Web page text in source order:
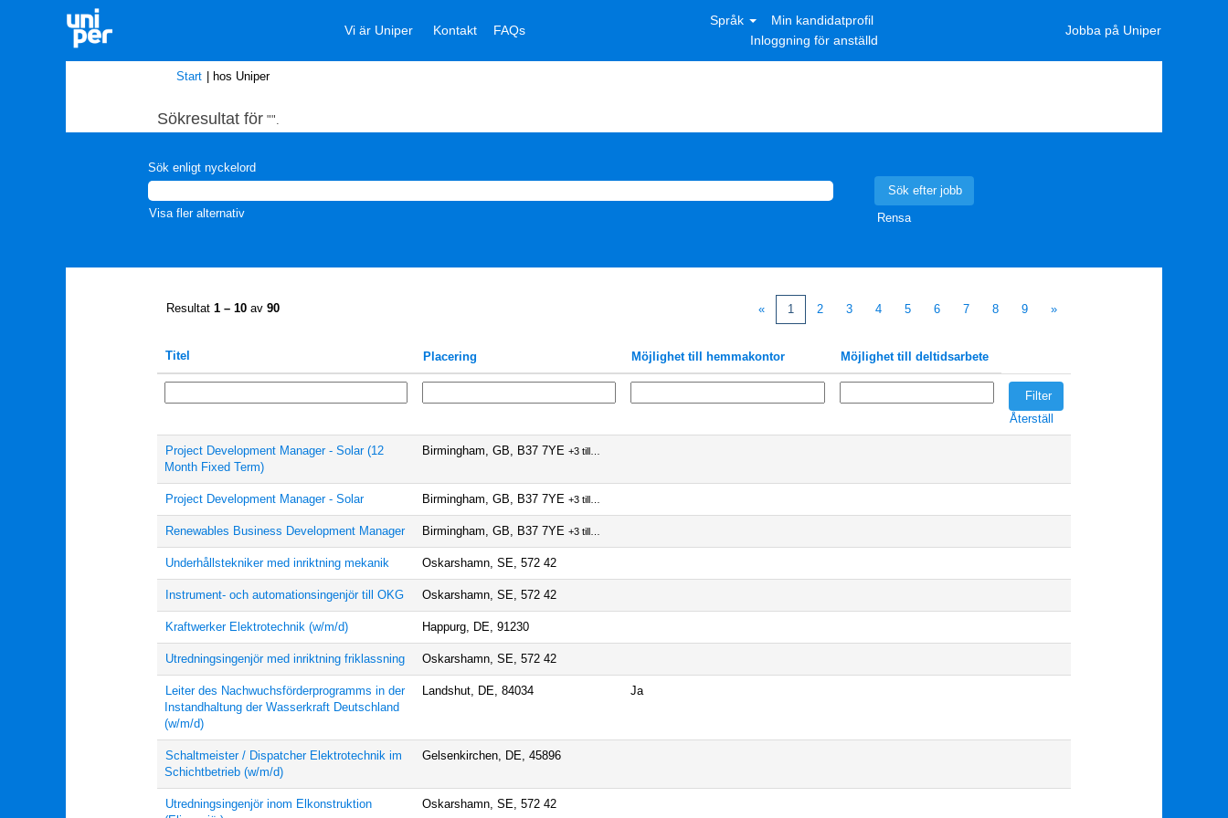
Vi är Uniper Kontakt FAQs
Språk
Min kandidatprofil
Inloggning för anställd
Jobba på Uniper
Start hos Uniper(aktuell
Sökresultat för "".
Sök enligt nyckelord
Visa fler alternativ Rensa
Resultat 1 – 10 av 90 « 1 2 3 4 5 6 7 8 9 »
Titel Placering Möjlighet till hemmakontor Möjlighet till deltidsarbete
Återställ
Project Development Manager - Solar (12
Month Fixed Term)
Birmingham, GB, B37 7YE +3 till…
Project Development Manager - Solar Birmingham, GB, B37 7YE +3 till…
Renewables Business Development Manager Birmingham, GB, B37 7YE +3 till…
Underhållstekniker med inriktning mekanik Oskarshamn, SE, 572 42
Instrument- och automationsingenjör till OKG Oskarshamn, SE, 572 42
Kraftwerker Elektrotechnik (w/m/d) Happurg, DE, 91230
Utredningsingenjör med inriktning friklassning Oskarshamn, SE, 572 42
Leiter des Nachwuchsförderprogramms in der
Instandhaltung der Wasserkraft Deutschland
(w/m/d)
Landshut, DE, 84034 Ja
Schaltmeister / Dispatcher Elektrotechnik im
Schichtbetrieb (w/m/d)
Gelsenkirchen, DE, 45896
Utredningsingenjör inom Elkonstruktion
Oskarshamn, SE, 572 42